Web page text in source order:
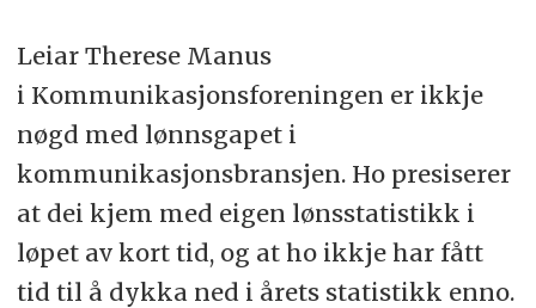
Leiar Therese Manus
i Kommunikasjonsforeningen er ikkje
nøgd med lønnsgapet i
kommunikasjonsbransjen. Ho presiserer
at dei kjem med eigen lønsstatistikk i
løpet av kort tid, og at ho ikkje har fått
tid til å dykka ned i årets statistikk enno.